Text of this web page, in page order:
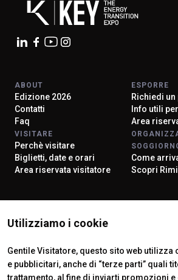
Utilizziamo i cookie
Gentile Visitatore, questo sito web
e pubblicitari, anche di “terze parti” quali
trattamento, al fine di inviarti promozioni
ABOUT
Edizione 2026
Contatti
Faq
ESPORRE
Richiedi
Info utili
Area
VISITARE
Perchè visitare
Biglietti, date e orari
Area riservata visitatore
Come
Scopri
ISTITUTI CERTIFICATORI